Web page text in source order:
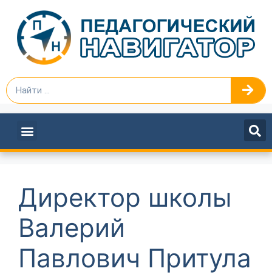
Директор школы
Валерий
Павлович Притула